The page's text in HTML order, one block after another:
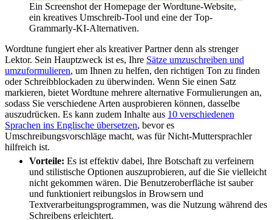
Ein Screenshot der Homepage der Wordtune-Website,
ein kreatives Umschreib-Tool und eine der Top-
Grammarly-KI-Alternativen.
Wordtune fungiert eher als kreativer Partner denn als strenger
Lektor. Sein Hauptzweck ist es, Ihre Sätze umzuschreiben und
umzuformulieren, um Ihnen zu helfen, den richtigen Ton zu finden
oder Schreibblockaden zu überwinden. Wenn Sie einen Satz
markieren, bietet Wordtune mehrere alternative Formulierungen an,
sodass Sie verschiedene Arten ausprobieren können, dasselbe
auszudrücken. Es kann zudem Inhalte aus 10 verschiedenen
Sprachen ins Englische übersetzen, bevor es
Umschreibungsvorschläge macht, was für Nicht-Muttersprachler
hilfreich ist.
Vorteile: Es ist effektiv dabei, Ihre Botschaft zu verfeinern
und stilistische Optionen auszuprobieren, auf die Sie vielleicht
nicht gekommen wären. Die Benutzeroberfläche ist sauber
und funktioniert reibungslos in Browsern und
Textverarbeitungsprogrammen, was die Nutzung während des
Schreibens erleichtert.